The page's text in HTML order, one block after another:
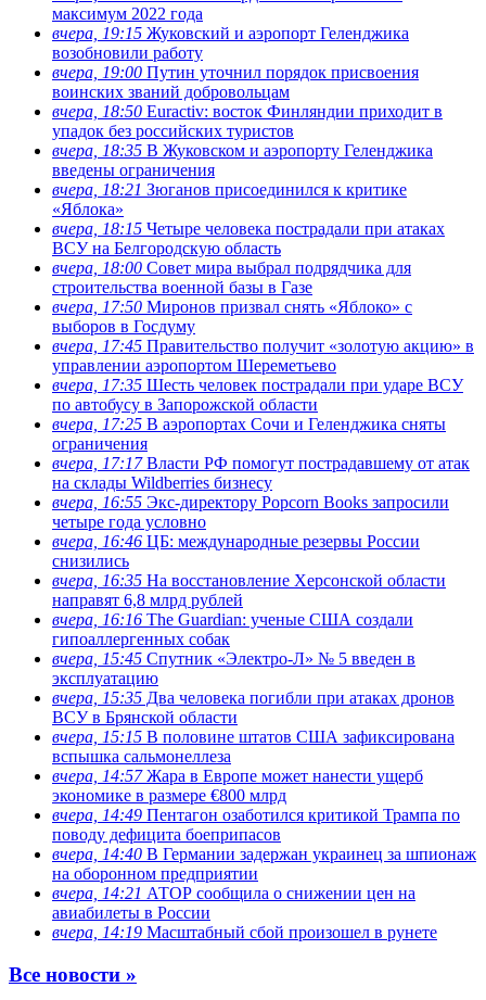
максимум 2022 года
вчера, 19:15 Жуковский и аэропорт Геленджика
возобновили работу
вчера, 19:00 Путин уточнил порядок присвоения
воинских званий добровольцам
вчера, 18:50 Euractiv: восток Финляндии приходит в
упадок без российских туристов
вчера, 18:35 В Жуковском и аэропорту Геленджика
введены ограничения
вчера, 18:21 Зюганов присоединился к критике
«Яблока»
вчера, 18:15 Четыре человека пострадали при атаках
ВСУ на Белгородскую область
вчера, 18:00 Совет мира выбрал подрядчика для
строительства военной базы в Газе
вчера, 17:50 Миронов призвал снять «Яблоко» с
выборов в Госдуму
вчера, 17:45 Правительство получит «золотую акцию» в
управлении аэропортом Шереметьево
вчера, 17:35 Шесть человек пострадали при ударе ВСУ
по автобусу в Запорожской области
вчера, 17:25 В аэропортах Сочи и Геленджика сняты
ограничения
вчера, 17:17Власти РФ помогут пострадавшему от атак
на склады Wildberries бизнесу
вчера, 16:55 Экс-директору Popcorn Books запросили
четыре года условно
вчера, 16:46 ЦБ: международные резервы России
снизились
вчера, 16:35 На восстановление Херсонской области
направят 6,8 млрд рублей
вчера, 16:16 The Guardian: ученые США создали
гипоаллергенных собак
вчера, 15:45 Спутник «Электро-Л» № 5 введен в
эксплуатацию
вчера, 15:35 Два человека погибли при атаках дронов
ВСУ в Брянской области
вчера, 15:15 В половине штатов США зафиксирована
вспышка сальмонеллеза
вчера, 14:57Жара в Европе может нанести ущерб
экономике в размере €800 млрд
вчера, 14:49 Пентагон озаботился критикой Трампа по
поводу дефицита боеприпасов
вчера, 14:40 В Германии задержан украинец за шпионаж
на оборонном предприятии
вчера, 14:21 АТОР сообщила о снижении цен на
авиабилеты в России
вчера, 14:19 Масштабный сбой произошел в рунете
Все новости »